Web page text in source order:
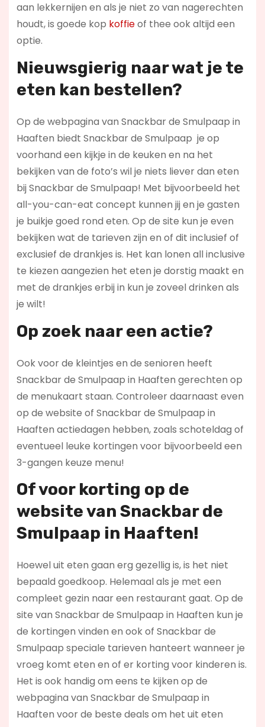
aan lekkernijen en als je niet zo van nagerechten
houdt, is goede kop koffieof thee ook altijd een
optie.
Nieuwsgierig naar wat je te
eten kan bestellen?
Op de webpagina van Snackbar de Smulpaap in
Haaften biedt Snackbar de Smulpaap je op
voorhand een kijkje in de keuken en na het
bekijken van de foto’s wil je niets liever dan eten
bij Snackbar de Smulpaap! Met bijvoorbeeld het
all-you-can-eat concept kunnen jij en je gasten
je buikje goed rond eten. Op de site kun je even
bekijken wat de tarieven zijn en of dit inclusief of
exclusief de drankjes is. Het kan lonen all inclusive
te kiezen aangezien het eten je dorstig maakt en
met de drankjes erbij in kun je zoveel drinken als
je wilt!
Op zoek naar een actie?
Ook voor de kleintjes en de senioren heeft
Snackbar de Smulpaap in Haaften gerechten op
de menukaart staan. Controleer daarnaast even
op de website of Snackbar de Smulpaap in
Haaften actiedagen hebben, zoals schoteldag of
eventueel leuke kortingen voor bijvoorbeeld een
3-gangen keuze menu!
Of voor korting op de
website van Snackbar de
Smulpaap in Haaften!
Hoewel uit eten gaan erg gezellig is, is het niet
bepaald goedkoop. Helemaal als je met een
compleet gezin naar een restaurant gaat. Op de
site van Snackbar de Smulpaap in Haaften kun je
de kortingen vinden en ook of Snackbar de
Smulpaap speciale tarieven hanteert wanneer je
vroeg komt eten en of er korting voor kinderen is.
Het is ook handig om eens te kijken op de
webpagina van Snackbar de Smulpaap in
Haaften voor de beste deals om het uit eten